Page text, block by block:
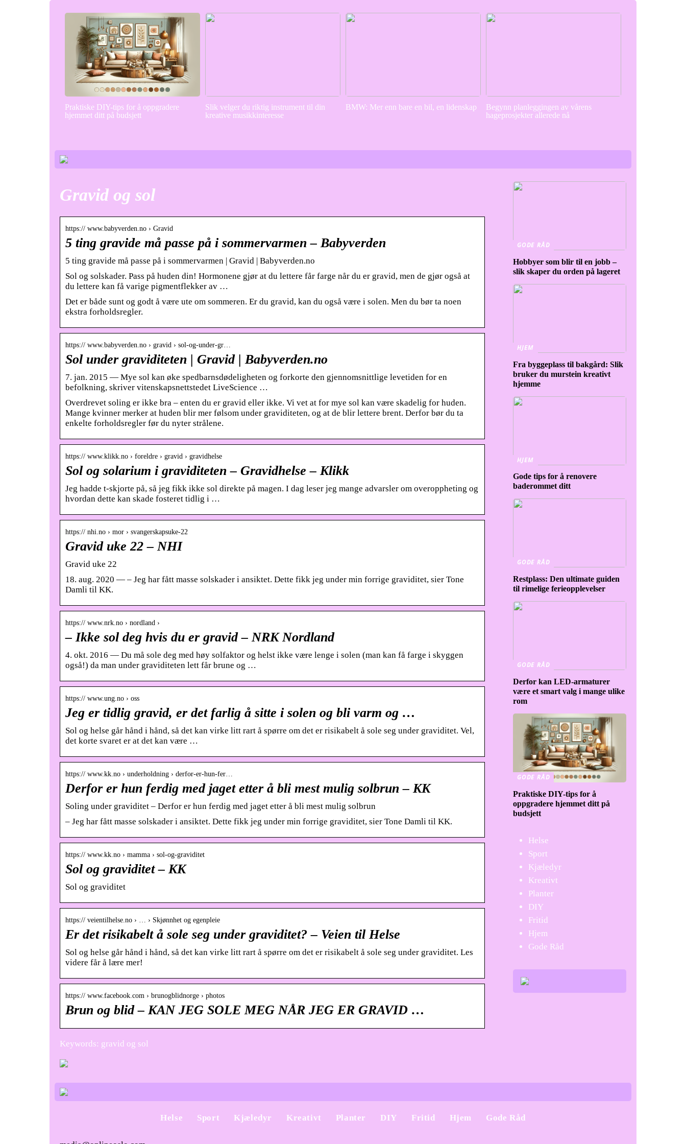
Praktiske DIY-tips for å oppgradere
hjemmet ditt på budsjett
Slik velger du riktig instrument til din
kreative musikkinteresse
BMW: Mer enn bare en bil, en lidenskap
Begynn planleggingen av vårens
hageprosjekter allerede nå
Gravid og sol
https:// www.babyverden.no › Gravid
5 ting gravide må passe på i sommervarmen – Babyverden
5 ting gravide må passe på i sommervarmen | Gravid | Babyverden.no
Sol og solskader. Pass på huden din! Hormonene gjør at du lettere får farge når du er gravid, men de gjør også at
du lettere kan få varige pigmentflekker av …
Det er både sunt og godt å være ute om sommeren. Er du gravid, kan du også være i solen. Men du bør ta noen
ekstra forholdsregler.
https:// www.babyverden.no › gravid › sol-og-under-gr…
Sol under graviditeten | Gravid | Babyverden.no
7. jan. 2015 — Mye sol kan øke spedbarnsdødeligheten og forkorte den gjennomsnittlige levetiden for en
befolkning, skriver vitenskapsnettstedet LiveScience …
Overdrevet soling er ikke bra – enten du er gravid eller ikke. Vi vet at for mye sol kan være skadelig for huden.
Mange kvinner merker at huden blir mer følsom under graviditeten, og at de blir lettere brent. Derfor bør du ta
enkelte forholdsregler før du nyter strålene.
https:// www.klikk.no › foreldre › gravid › gravidhelse
Sol og solarium i graviditeten – Gravidhelse – Klikk
Jeg hadde t-skjorte på, så jeg fikk ikke sol direkte på magen. I dag leser jeg mange advarsler om overoppheting og
hvordan dette kan skade fosteret tidlig i …
https:// nhi.no › mor › svangerskapsuke-22
Gravid uke 22 – NHI
Gravid uke 22
18. aug. 2020 — – Jeg har fått masse solskader i ansiktet. Dette fikk jeg under min forrige graviditet, sier Tone
Damli til KK.
https:// www.nrk.no › nordland ›
– Ikke sol deg hvis du er gravid – NRK Nordland
4. okt. 2016 — Du må sole deg med høy solfaktor og helst ikke være lenge i solen (man kan få farge i skyggen
også!) da man under graviditeten lett får brune og …
https:// www.ung.no › oss
Jeg er tidlig gravid, er det farlig å sitte i solen og bli varm og …
Sol og helse går hånd i hånd, så det kan virke litt rart å spørre om det er risikabelt å sole seg under graviditet. Vel,
det korte svaret er at det kan være …
https:// www.kk.no › underholdning › derfor-er-hun-fer…
Derfor er hun ferdig med jaget etter å bli mest mulig solbrun – KK
Soling under graviditet – Derfor er hun ferdig med jaget etter å bli mest mulig solbrun
– Jeg har fått masse solskader i ansiktet. Dette fikk jeg under min forrige graviditet, sier Tone Damli til KK.
https:// www.kk.no › mamma › sol-og-graviditet
Sol og graviditet – KK
Sol og graviditet
https:// veientilhelse.no › … › Skjønnhet og egenpleie
Er det risikabelt å sole seg under graviditet? – Veien til Helse
Sol og helse går hånd i hånd, så det kan virke litt rart å spørre om det er risikabelt å sole seg under graviditet. Les
videre får å lære mer!
https:// www.facebook.com › brunogblidnorge › photos
Brun og blid – KAN JEG SOLE MEG NÅR JEG ER GRAVID …
Keywords: gravid og sol
GODE RÅD
Hobbyer som blir til en jobb –
slik skaper du orden på lageret
HJEM
Fra byggeplass til bakgård: Slik
bruker du murstein kreativt
hjemme
HJEM
Gode tips for å renovere
baderommet ditt
GODE RÅD
Restplass: Den ultimate guiden
til rimelige ferieopplevelser
GODE RÅD
Derfor kan LED-armaturer
være et smart valg i mange ulike
rom
GODE RÅD
Praktiske DIY-tips for å
oppgradere hjemmet ditt på
budsjett
Helse
Sport
Kjæledyr
Kreativt
Planter
DIY
Fritid
Hjem
Gode Råd
Helse Sport Kjæledyr Kreativt Planter DIY Fritid Hjem Gode Råd